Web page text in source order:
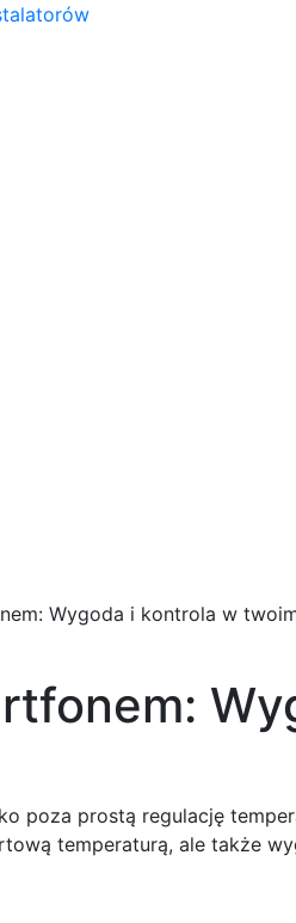
Wygoda i kontrola w
poza prostą regulację
temperaturą, ale także